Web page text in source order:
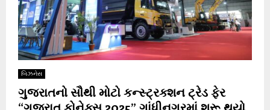
બિઝનેસ
ગુજરાતનો સૌથી મોટો કન્સ્ટ્રક્શન ટ્રેડ ફેર
“ગુજરાત કોનેક્સ 2025” ગાંધીનગરમાં શરૂ થયો